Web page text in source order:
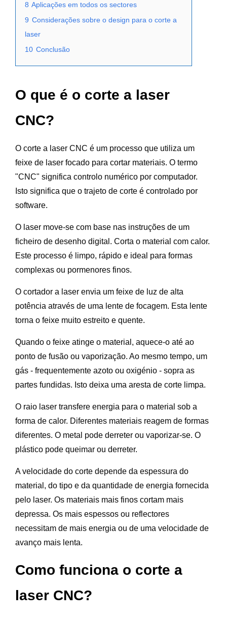
8 Aplicações em todos os sectores
9 Considerações sobre o design para o corte a
laser
10 Conclusão
O que é o corte a laser
CNC?
O corte a laser CNC é um processo que utiliza um
feixe de laser focado para cortar materiais. O termo
"CNC" significa controlo numérico por computador.
Isto significa que o trajeto de corte é controlado por
software.
O laser move-se com base nas instruções de um
ficheiro de desenho digital. Corta o material com calor.
Este processo é limpo, rápido e ideal para formas
complexas ou pormenores finos.
O cortador a laser envia um feixe de luz de alta
potência através de uma lente de focagem. Esta lente
torna o feixe muito estreito e quente.
Quando o feixe atinge o material, aquece-o até ao
ponto de fusão ou vaporização. Ao mesmo tempo, um
gás - frequentemente azoto ou oxigénio - sopra as
partes fundidas. Isto deixa uma aresta de corte limpa.
O raio laser transfere energia para o material sob a
forma de calor. Diferentes materiais reagem de formas
diferentes. O metal pode derreter ou vaporizar-se. O
plástico pode queimar ou derreter.
A velocidade do corte depende da espessura do
material, do tipo e da quantidade de energia fornecida
pelo laser. Os materiais mais finos cortam mais
depressa. Os mais espessos ou reflectores
necessitam de mais energia ou de uma velocidade de
avanço mais lenta.
Como funciona o corte a
laser CNC?